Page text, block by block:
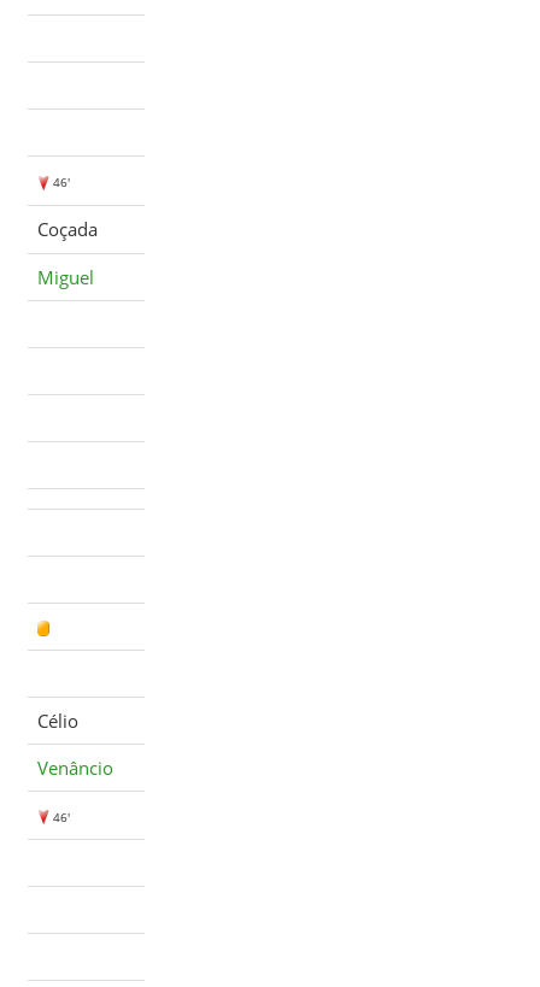
46'
Coçada
Miguel
Célio
Venâncio
46'